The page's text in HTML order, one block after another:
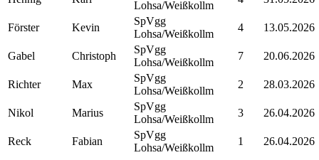
Lohsa/Weißkollm
Förster Kevin
SpVgg
Lohsa/Weißkollm
4 13.05.2026
Gabel Christoph
SpVgg
Lohsa/Weißkollm
7 20.06.2026
Richter Max
SpVgg
Lohsa/Weißkollm
2 28.03.2026
Nikol Marius
SpVgg
Lohsa/Weißkollm
3 26.04.2026
Reck Fabian
SpVgg
Lohsa/Weißkollm
1 26.04.2026